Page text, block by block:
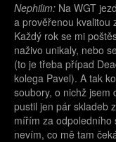
Nephilim: Na WGT
a prověřenou kvalitou
Každý rok se mi
naživo unikaly, nebo
(to je třeba případ
kolega Pavel). A tak
soubory, o nichž jsem
pustil jen pár skladeb
mířím za odpoledního
nevím, co mě tam